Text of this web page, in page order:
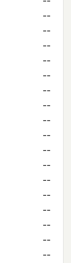
--
--
--
--
--
--
--
--
--
--
--
--
--
--
--
--
--